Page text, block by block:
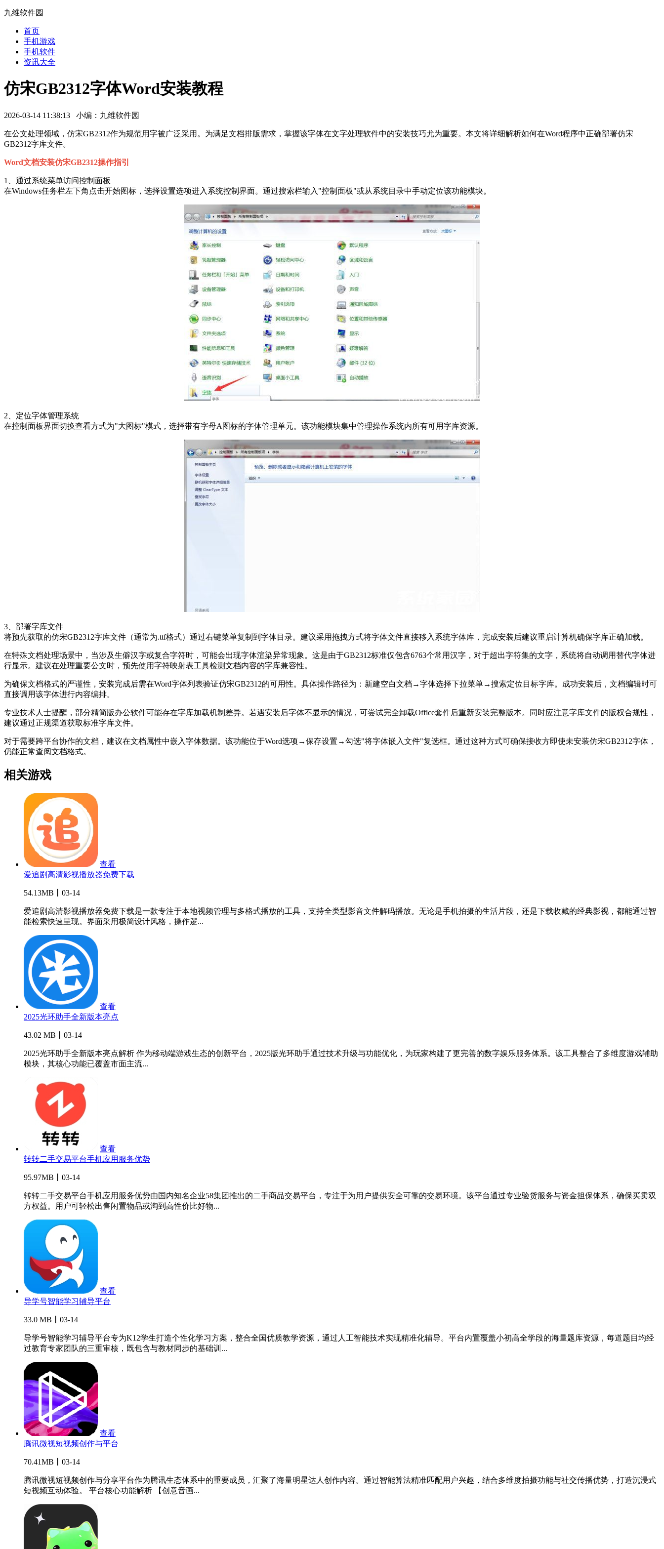
九维软件园
首页
手机游戏
手机软件
资讯大全
仿宋GB2312字体Word安装教程
2026-03-14 11:38:13 小编：九维软件园
在公文处理领域，仿宋GB2312作为规范用字被广泛采用。为满足文档排版需求，掌握该字体在文字处理软件中的安装技巧尤为重要。本文将详细解析如何在Word程序中正确部署仿宋
GB2312字库文件。
Word文档安装仿宋GB2312操作指引
1、通过系统菜单访问控制面板
在Windows任务栏左下角点击开始图标，选择设置选项进入系统控制界面。通过搜索栏输入"控制面板"或从系统目录中手动定位该功能模块。
2、定位字体管理系统
在控制面板界面切换查看方式为"大图标"模式，选择带有字母A图标的字体管理单元。该功能模块集中管理操作系统内所有可用字库资源。
3、部署字库文件
将预先获取的仿宋GB2312字库文件（通常为.ttf格式）通过右键菜单复制到字体目录。建议采用拖拽方式将字体文件直接移入系统字体库，完成安装后建议重启计算机确保字库正确加载。
在特殊文档处理场景中，当涉及生僻汉字或复合字符时，可能会出现字体渲染异常现象。这是由于GB2312标准仅包含6763个常用汉字，对于超出字符集的文字，系统将自动调用替代字体进
行显示。建议在处理重要公文时，预先使用字符映射表工具检测文档内容的字库兼容性。
为确保文档格式的严谨性，安装完成后需在Word字体列表验证仿宋GB2312的可用性。具体操作路径为：新建空白文档→字体选择下拉菜单→搜索定位目标字库。成功安装后，文档编辑时可
直接调用该字体进行内容编排。
专业技术人士提醒，部分精简版办公软件可能存在字库加载机制差异。若遇安装后字体不显示的情况，可尝试完全卸载Office套件后重新安装完整版本。同时应注意字库文件的版权合规性，
建议通过正规渠道获取标准字库文件。
对于需要跨平台协作的文档，建议在文档属性中嵌入字体数据。该功能位于Word选项→保存设置→勾选"将字体嵌入文件"复选框。通过这种方式可确保接收方即使未安装仿宋GB2312字体，
仍能正常查阅文档格式。
相关游戏
查看
爱追剧高清影视播放器免费下载
54.13MB丨03-14
爱追剧高清影视播放器免费下载是一款专注于本地视频管理与多格式播放的工具，支持全类型影音文件解码播放。无论是手机拍摄的生活片段，还是下载收藏的经典影视，都能通过智
能检索快速呈现。界面采用极简设计风格，操作逻...
查看
2025光环助手全新版本亮点
43.02 MB丨03-14
2025光环助手全新版本亮点解析 作为移动端游戏生态的创新平台，2025版光环助手通过技术升级与功能优化，为玩家构建了更完善的数字娱乐服务体系。该工具整合了多维度游戏辅助
模块，其核心功能已覆盖市面主流...
查看
转转二手交易平台手机应用服务优势
95.97MB丨03-14
转转二手交易平台手机应用服务优势由国内知名企业58集团推出的二手商品交易平台，专注于为用户提供安全可靠的交易环境。该平台通过专业验货服务与资金担保体系，确保买卖双
方权益。用户可轻松出售闲置物品或淘到高性价比好物...
查看
导学号智能学习辅导平台
33.0 MB丨03-14
导学号智能学习辅导平台专为K12学生打造个性化学习方案，整合全国优质教学资源，通过人工智能技术实现精准化辅导。平台内置覆盖小初高全学段的海量题库资源，每道题目均经
过教育专家团队的三重审核，既包含与教材同步的基础训...
查看
腾讯微视短视频创作与平台
70.41MB丨03-14
腾讯微视短视频创作与分享平台作为腾讯生态体系中的重要成员，汇聚了海量明星达人创作内容。通过智能算法精准匹配用户兴趣，结合多维度拍摄功能与社交传播优势，打造沉浸式
短视频互动体验。 平台核心功能解析 【创意音画...